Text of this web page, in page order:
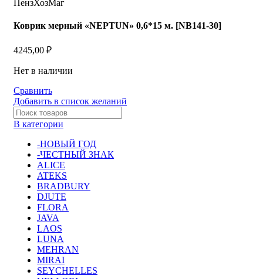
Коврик мерный «NEPTUN» 0,6*15 м. [NB141-30]
4245,00 ₽
Нет в наличии
Сравнить
Добавить в список желаний
В категории
-НОВЫЙ ГОД
-ЧЕСТНЫЙ ЗНАК
ALICE
ATEKS
BRADBURY
DJUTE
FLORA
JAVA
LAOS
LUNA
MEHRAN
MIRAI
SEYCHELLES